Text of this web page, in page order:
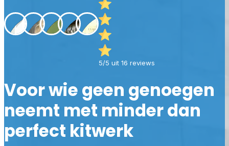
5/5 uit 16 reviews
Voor wie geen genoegen
neemt met minder dan
perfect kitwerk